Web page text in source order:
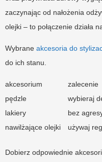
zaczynając od nałożenia
olejki – to połączenie działa
Wybrane akcesoria do
do ich stanu.
akcesorium
zalecenie
pędzle
wybieraj
lakiery
bez
nawilżające olejki
używaj
Dobierz odpowiednie